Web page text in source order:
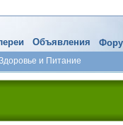
и Питание
Объявления